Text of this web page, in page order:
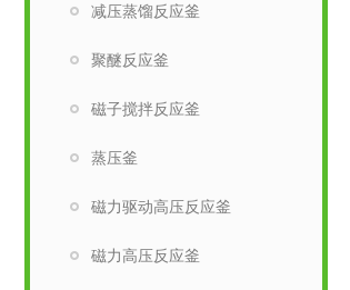
减压蒸馏反应釜
聚醚反应釜
磁子搅拌反应釜
蒸压釜
磁力驱动高压反应釜
磁力高压反应釜